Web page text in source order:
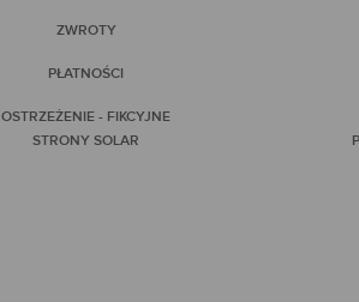
ZWROTY
PŁATNOŚCI
OSTRZEŻENIE - FIKCYJNE
STRONY SOLAR